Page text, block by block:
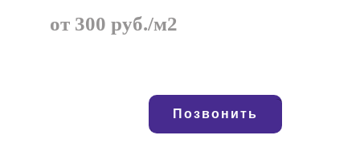
от 300 руб./м2
Позвонить